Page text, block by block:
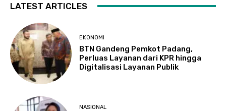
LATEST ARTICLES
EKONOMI
BTN Gandeng Pemkot Padang,
Perluas Layanan dari KPR hingga
Digitalisasi Layanan Publik
NASIONAL